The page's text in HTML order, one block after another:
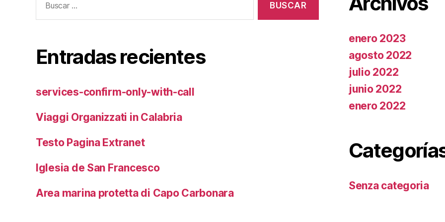
Entradas recientes
services-confirm-only-with-call
Viaggi Organizzati in Calabria
Testo Pagina Extranet
Iglesia de San Francesco
Area marina protetta di Capo Carbonara
enero 2023
agosto 2022
julio 2022
junio 2022
enero 2022
Senza categoria